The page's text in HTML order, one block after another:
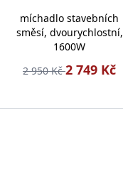
míchadlo stavebních
směsí, dvourychlostní,
1600W
2 950 Kč2 749 Kč